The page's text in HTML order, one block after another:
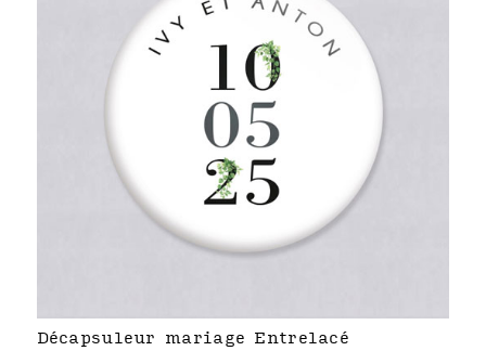
Décapsuleur mariage Entrelacé